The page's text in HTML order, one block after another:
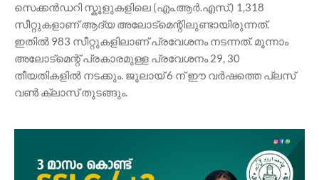
സെക്കൻഡറി സ്കൂളുകളിലെ (എം.ആർ.എസ്.) 1,318
സീറ്റുകളാണ് ആദ്യ അലോട്മെന്റിലുണ്ടായിരുന്നത്.
ഇതിൽ 983 സീറ്റുകളിലാണ് പ്രവേശനം നടന്നത്. മൂന്നാം
അലോട്മെന്റ് പ്രകാരമുള്ള പ്രവേശനം 29, 30
തീയതികളിൽ നടക്കും. ജൂലായ് 6 ന് ഈ വർഷത്തെ പ്ലസ്
വൺ ക്ലാസ് തുടങ്ങും.